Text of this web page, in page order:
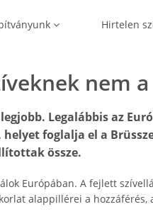
Hirtelen
nem
Legalábbis az
foglalja el a
össze.
Európában. A fejlett
alappillérei a